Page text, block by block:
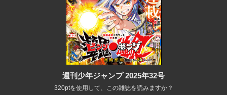
週刊少年ジャンプ 2025年32号
320ptを使用して、この雑誌を読みますか？